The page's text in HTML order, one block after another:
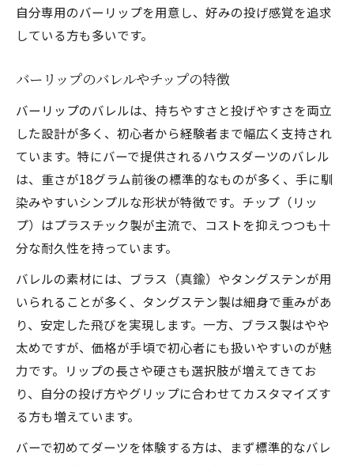
自分専用のバーリップを用意し、好みの投げ感覚を追求
している方も多いです。
バーリップのバレルやチップの特徴
バーリップのバレルは、持ちやすさと投げやすさを両立
した設計が多く、初心者から経験者まで幅広く支持され
ています。特にバーで提供されるハウスダーツのバレル
は、重さが18グラム前後の標準的なものが多く、手に馴
染みやすいシンプルな形状が特徴です。チップ（リッ
プ）はプラスチック製が主流で、コストを抑えつつも十
分な耐久性を持っています。
バレルの素材には、ブラス（真鍮）やタングステンが用
いられることが多く、タングステン製は細身で重みがあ
り、安定した飛びを実現します。一方、ブラス製はやや
太めですが、価格が手頃で初心者にも扱いやすいのが魅
力です。リップの長さや硬さも選択肢が増えてきてお
り、自分の投げ方やグリップに合わせてカスタマイズす
る方も増えています。
バーで初めてダーツを体験する方は、まず標準的なバレ